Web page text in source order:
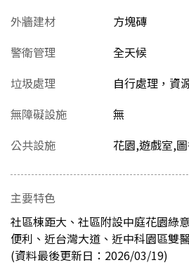
外牆建材
方塊磚
警衛管理
全天候
垃圾處理
自行處理，資
無障礙設施
無
公共設施
花園,遊戲室,
主要特色
社區棟距大、社區附設中庭花園綠
便利、近台灣大道、近中科園區雙
(資料最後更新日：2026/03/19)